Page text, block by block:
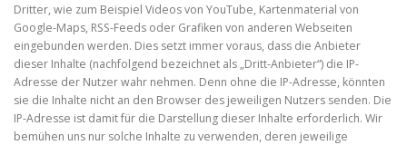
Dritter, wie zum Beispiel Videos von YouTube, Kartenmaterial von
Google-Maps, RSS-Feeds oder Grafiken von anderen Webseiten
eingebunden werden. Dies setzt immer voraus, dass die Anbieter
dieser Inhalte (nachfolgend bezeichnet als „Dritt-Anbieter“) die IP-
Adresse der Nutzer wahr nehmen. Denn ohne die IP-Adresse, könnten
sie die Inhalte nicht an den Browser des jeweiligen Nutzers senden. Die
IP-Adresse ist damit für die Darstellung dieser Inhalte erforderlich. Wir
bemühen uns nur solche Inhalte zu verwenden, deren jeweilige